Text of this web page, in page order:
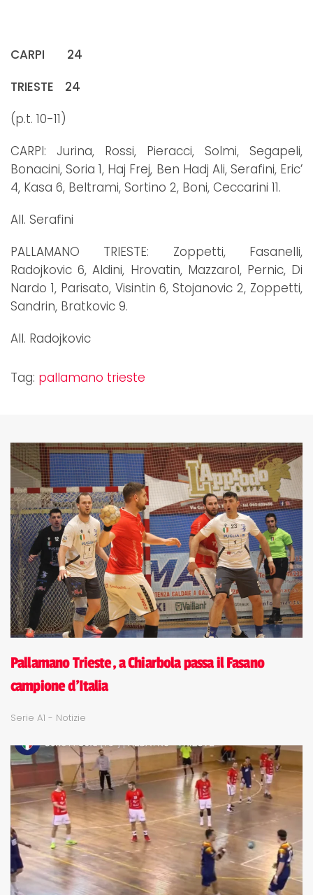
CARPI 24
TRIESTE 24
(p.t. 10-11)
CARPI: Jurina, Rossi, Pieracci, Solmi, Segapeli,
Bonacini, Soria 1, Haj Frej, Ben Hadj Ali, Serafini, Eric’
4, Kasa 6, Beltrami, Sortino 2, Boni, Ceccarini 11.
All. Serafini
PALLAMANO TRIESTE: Zoppetti, Fasanelli,
Radojkovic 6, Aldini, Hrovatin, Mazzarol, Pernic, Di
Nardo 1, Parisato, Visintin 6, Stojanovic 2, Zoppetti,
Sandrin, Bratkovic 9.
All. Radojkovic
Tag: pallamano trieste
Pallamano Trieste, a Chiarbola passa il Fasano
campione d'Italia
Serie A1 - Notizie